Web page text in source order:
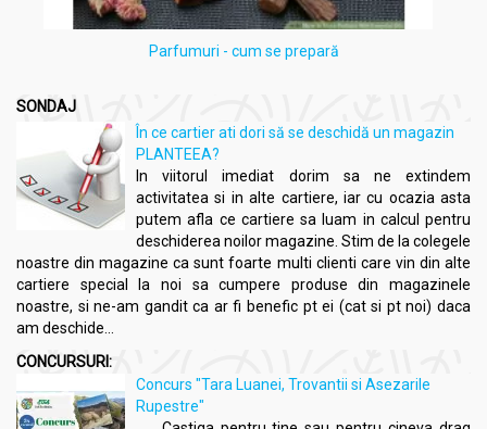
Parfumuri - cum se prepară
SONDAJ
În ce cartier ati dori să se deschidă un magazin
PLANTEEA?
In viitorul imediat dorim sa ne extindem
activitatea si in alte cartiere, iar cu ocazia asta
putem afla ce cartiere sa luam in calcul pentru
deschiderea noilor magazine. Stim de la colegele
noastre din magazine ca sunt foarte multi clienti care vin din alte
cartiere special la noi sa cumpere produse din magazinele
noastre, si ne-am gandit ca ar fi benefic pt ei (cat si pt noi) daca
am deschide...
CONCURSURI:
Concurs "Tara Luanei, Trovantii si Asezarile
Rupestre"